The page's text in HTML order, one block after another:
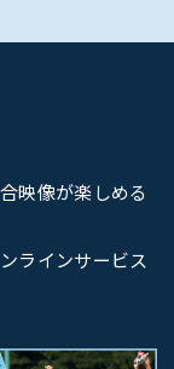
映像が楽しめる
ラインサービス